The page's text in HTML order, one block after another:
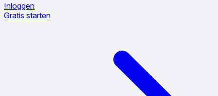
Inloggen
Gratis starten